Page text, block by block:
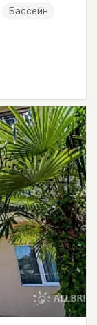
Бассейн